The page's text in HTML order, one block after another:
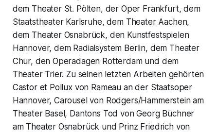
dem Theater St. Pölten, der Oper Frankfurt, dem
Staatstheater Karlsruhe, dem Theater Aachen,
dem Theater Osnabrück, den Kunstfestspielen
Hannover, dem Radialsystem Berlin, dem Theater
Chur, den Operadagen Rotterdam und dem
Theater Trier. Zu seinen letzten Arbeiten gehörten
Castor et Pollux von Rameau an der Staatsoper
Hannover, Carousel von Rodgers/Hammerstein am
Theater Basel, Dantons Tod von Georg Büchner
am Theater Osnabrück und Prinz Friedrich von